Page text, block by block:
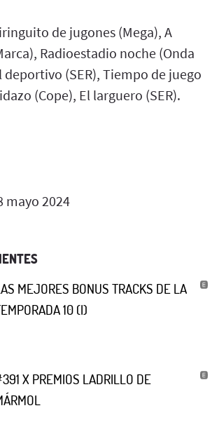
de jugones (Mega), A
Radioestadio noche (Onda
deportivo (SER), Tiempo de juego
(Cope), El larguero (SER).
mayo 2024
MEJORES BONUS TRACKS DE LA
10 (I)
X PREMIOS LADRILLO DE